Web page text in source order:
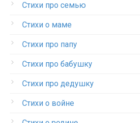
Стихи про семью
Стихи о маме
Стихи про папу
Стихи про бабушку
Стихи про дедушку
Стихи о войне